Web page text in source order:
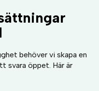
behöver vi skapa en
svara öppet. Här är